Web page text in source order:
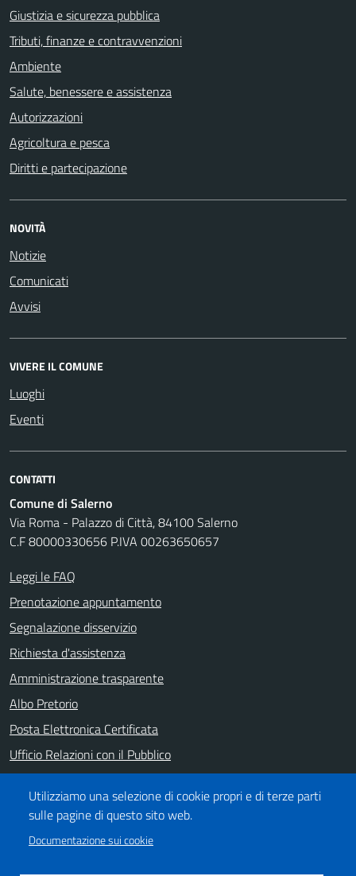
Utilizziamo una selezione di cookie propri e di terze parti
sulle pagine di questo sito web.
Documentazione sui cookie
Giustizia e sicurezza pubblica
Tributi, finanze e contravvenzioni
Ambiente
Salute, benessere e assistenza
Autorizzazioni
Agricoltura e pesca
Diritti e partecipazione
NOVITÀ
Notizie
Comunicati
Avvisi
VIVERE IL COMUNE
Luoghi
Eventi
CONTATTI
Comune di Salerno
Via Roma - Palazzo di Città, 84100 Salerno
C.F 80000330656 P.IVA 00263650657
Leggi le FAQ
Prenotazione appuntamento
Segnalazione disservizio
Richiesta d'assistenza
Amministrazione trasparente
Albo Pretorio
Posta Elettronica Certificata
Ufficio Relazioni con il Pubblico
Note legali
Informativa privacy